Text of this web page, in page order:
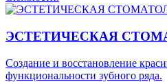
ЭСТЕТИЧЕСКАЯ
Создание и восстановление
функциональности зубного ряда.